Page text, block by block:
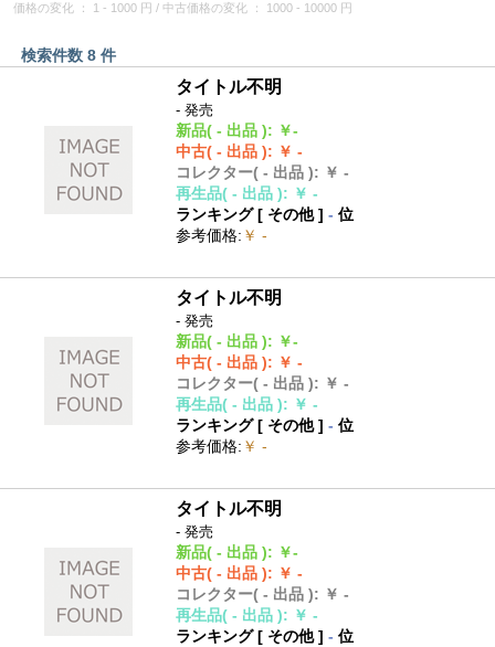
価格の変化
： 1 - 1000 円 / 中古価格の変化 ： 1000 - 10000 円
検索件数 8 件
タイトル不明
- 発売
新品( - 出品 ): ￥-
中古( - 出品 ): ￥ -
コレクター( - 出品 ): ￥ -
再生品( - 出品 ): ￥ -
ランキング [ その他]- 位
参考価格: ￥ -
タイトル不明
- 発売
新品( - 出品 ): ￥-
中古( - 出品 ): ￥ -
コレクター( - 出品 ): ￥ -
再生品( - 出品 ): ￥ -
ランキング [ その他]- 位
参考価格: ￥ -
タイトル不明
- 発売
新品( - 出品 ): ￥-
中古( - 出品 ): ￥ -
コレクター( - 出品 ): ￥ -
再生品( - 出品 ): ￥ -
ランキング [ その他]- 位